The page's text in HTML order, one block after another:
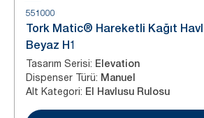
551000
Tork Matic® Hareketli Kağıt
Beyaz H1
Tasarım Serisi: Elevation
Dispenser Türü: Manuel
Alt Kategori: El Havlusu Rulosu